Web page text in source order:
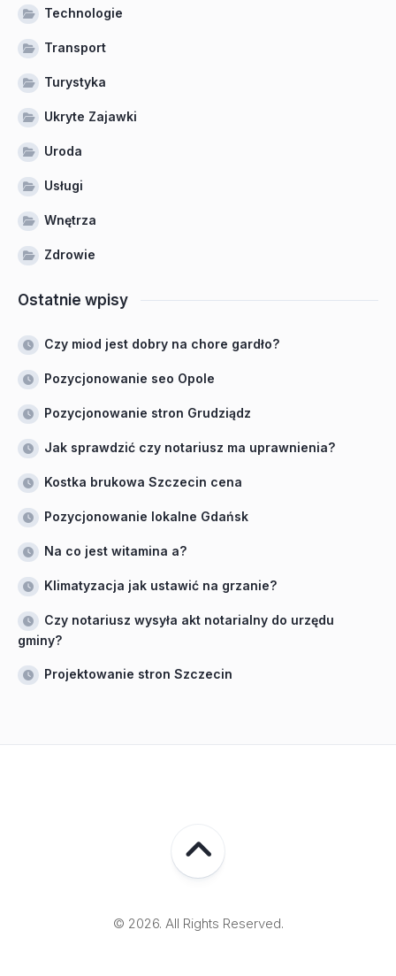
Technologie
Transport
Turystyka
Ukryte Zajawki
Uroda
Usługi
Wnętrza
Zdrowie
Ostatnie wpisy
Czy miod jest dobry na chore gardło?
Pozycjonowanie seo Opole
Pozycjonowanie stron Grudziądz
Jak sprawdzić czy notariusz ma uprawnienia?
Kostka brukowa Szczecin cena
Pozycjonowanie lokalne Gdańsk
Na co jest witamina a?
Klimatyzacja jak ustawić na grzanie?
Czy notariusz wysyła akt notarialny do urzędu
gminy?
Projektowanie stron Szczecin
© 2026. All Rights Reserved.